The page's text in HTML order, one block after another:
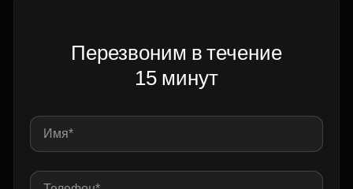
Перезвоним в течение
15 минут